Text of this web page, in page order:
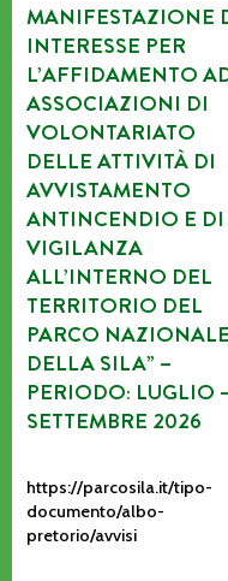
MANIFESTAZIONE
INTERESSE PER
L’AFFIDAMENTO
ASSOCIAZIONI DI
VOLONTARIATO
DELLE ATTIVITÀ DI
AVVISTAMENTO
ANTINCENDIO E DI
VIGILANZA
ALL’INTERNO DEL
TERRITORIO DEL
PARCO NAZIONALE
DELLA SILA” –
PERIODO: LUGLIO
SETTEMBRE 2026
https://parcosila.it/tipo-
documento/albo-
pretorio/avvisi